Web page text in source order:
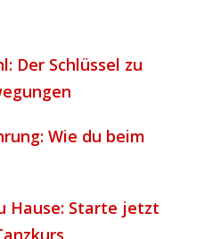
Der Schlüssel zu
Wie du beim
Hause: Starte jetzt